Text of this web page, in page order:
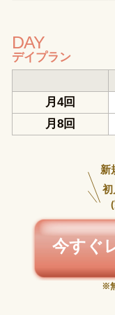
DAY
デイプラン
月4回
月8回
新
初
今すぐ
※